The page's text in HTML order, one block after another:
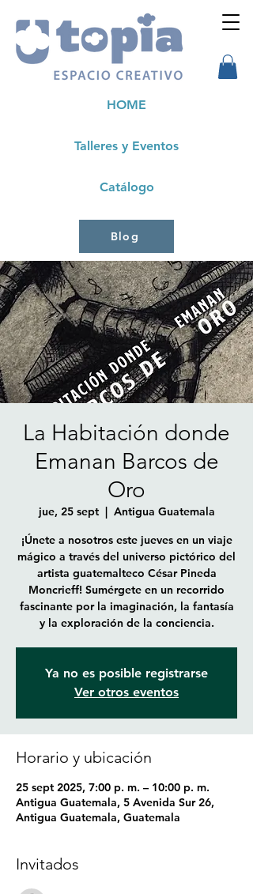
Talleres y Eventos
HOME
Catálogo
Blog
La Habitación donde
Emanan Barcos de
Oro
jue, 25 sept
  |
Antigua Guatemala
¡Únete a nosotros este jueves en un viaje
mágico a través del universo pictórico del
artista guatemalteco César Pineda
Moncrieff! Sumérgete en un recorrido
fascinante por la imaginación, la fantasía
y la exploración de la conciencia.
Ya no es posible registrarse
Ver otros eventos
Horario y ubicación
25 sept 2025, 7:00 p. m. – 10:00 p. m.
Antigua Guatemala, 5 Avenida Sur 26,
Antigua Guatemala, Guatemala
Invitados